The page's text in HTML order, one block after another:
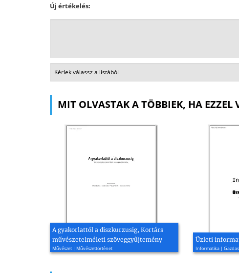
Új értékelés:
MIT OLVASTAK A TÖBBIEK, HA EZZEL
A gyakorlattól a diszkurzusig, Kortárs
művészetelméleti szöveggyűjtemény
Művészet | Művészettörténet
Üzleti
Informatika |